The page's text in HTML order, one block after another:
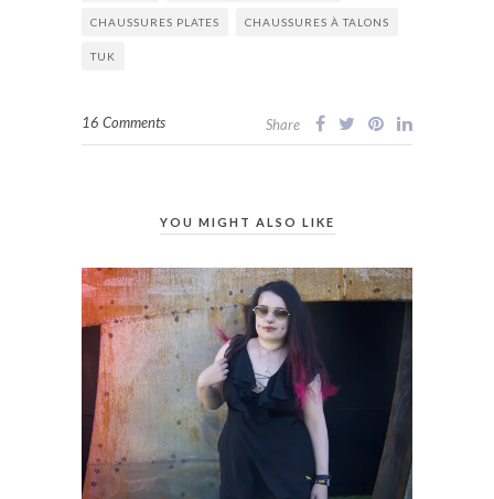
CHAUSSURES PLATES CHAUSSURES À TALONS
TUK
16 Comments Share
YOU MIGHT ALSO LIKE